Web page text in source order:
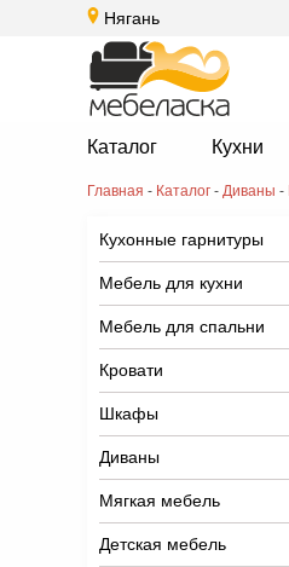
Нягань
Каталог Кухни
Главная - Каталог - Диваны -
Кухонные гарнитуры
Мебель для кухни
Мебель для спальни
Кровати
Шкафы
Диваны
Мягкая мебель
Детская мебель